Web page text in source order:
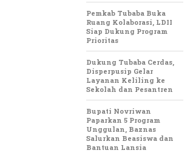
Pemkab Tubaba Buka
Ruang Kolaborasi, LDII
Siap Dukung Program
Prioritas
Dukung Tubaba Cerdas,
Disperpusip Gelar
Layanan Keliling ke
Sekolah dan Pesantren
Bupati Novriwan
Paparkan 5 Program
Unggulan, Baznas
Salurkan Beasiswa dan
Bantuan Lansia